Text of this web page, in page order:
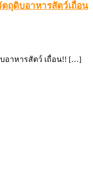
ถุดิบอาหารสัตว์เถื่อน
อาหารสัตว์ เถื่อน!! […]